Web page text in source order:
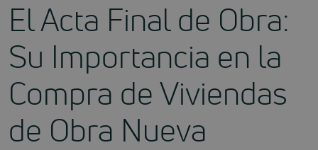
El Acta Final de Obra:
Su Importancia en la
Compra de Viviendas
de Obra Nueva